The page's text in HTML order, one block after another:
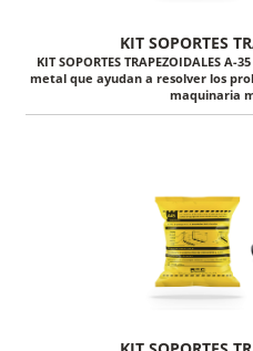
KIT SOPORTES
KIT SOPORTES TRAPEZOIDALES
metal que ayudan a resolver los
maquinaria